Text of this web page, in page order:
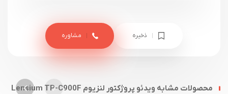
ذخیره مشاوره
محصولات مشابه ویدئو پروژکتور لنزیوم Lensium TP-C900F